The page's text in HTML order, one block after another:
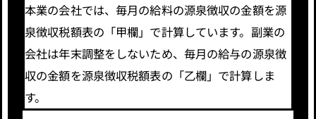
本業の会社では、毎月の給料の源泉徴収の金額を源
泉徴収税額表の「甲欄」で計算しています。副業の
会社は年末調整をしないため、毎月の給与の源泉徴
収の金額を源泉徴収税額表の「乙欄」で計算しま
す。